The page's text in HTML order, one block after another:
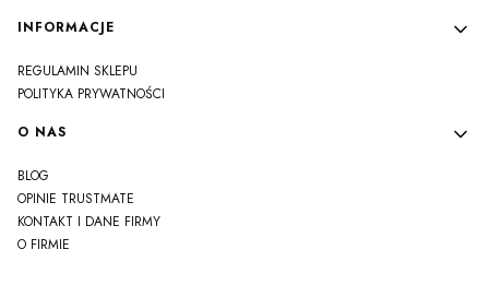
INFORMACJE
REGULAMIN SKLEPU
POLITYKA PRYWATNOŚCI
O NAS
BLOG
OPINIE TRUSTMATE
KONTAKT I DANE FIRMY
O FIRMIE